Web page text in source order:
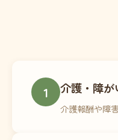
1 介護・障
介護報酬や障